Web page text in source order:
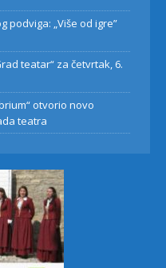
podviga: „Više od igre”
teatar“ za četvrtak, 6.
otvorio novo
teatra